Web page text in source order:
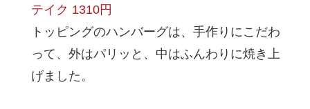
テイク 1310円
トッピングのハンバーグは、手作りにこだわ
って、外はパリッと、中はふんわりに焼き上
げました。